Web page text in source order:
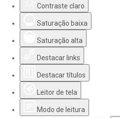
Contraste claro
Saturação baixa
Saturação alta
Destacar links
Destacar títulos
Leitor de tela
Modo de leitura